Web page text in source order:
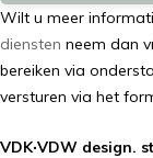
Wilt u meer
diensten neem dan
bereiken via
versturen via het
VDK·VDW design.